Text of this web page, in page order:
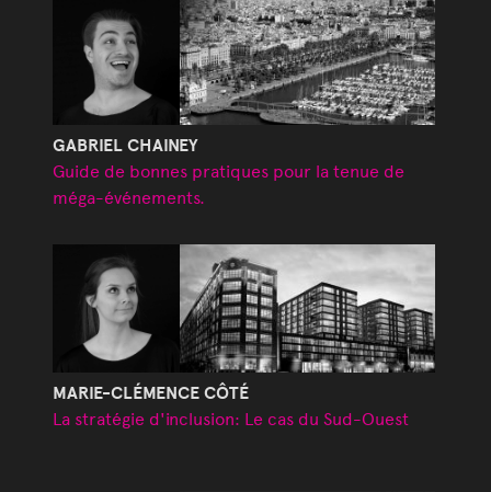
GABRIEL CHAINEY
Guide de bonnes pratiques pour la tenue de
méga-événements.
MARIE-CLÉMENCE CÔTÉ
La stratégie d'inclusion: Le cas du Sud-Ouest